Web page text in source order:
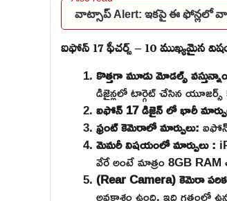
వాట్సాప్ Alert: ఇకపై ఈ ఫోన్లలో
ఐఫోన్ 17 ఫీచర్స్ – 10 ముఖ్యమైన
కొత్తగా మూడు మోడల్స్
డిజైన్లలో టార్గెట్ చేసిన యూజర్స్
ఐఫోన్ 17 డిజైన్ లో భారీ
ఫ్రంట్ కెమెరాలో మార్పులు:
మెమరీ విషయంలో మార్పులు :
వేరే అంటే మాత్రం 8GB
(Rear Camera) కెమెరా